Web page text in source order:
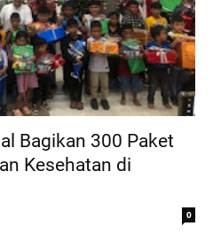
Bagikan 300 Paket
Kesehatan di
0